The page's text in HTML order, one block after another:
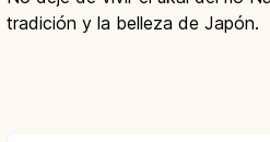
tradición y la belleza de Japón.